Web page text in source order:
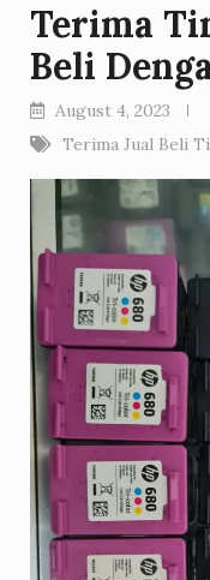
Terima
Beli
August 4, 2023
Terima Jual Beli